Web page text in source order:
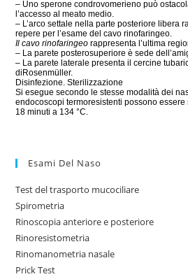
– Uno sperone condrovomerieno può
l’accesso al meato medio.
– L’arco settale nella parte posteriore libera
repere per l’esame del cavo rinofaringeo.
Il cavo rinofaringeorappresenta l’ultima
– La parete posterosuperiore è sede
– La parete laterale presenta il cercine
diRosenmüller.
Disinfezione. Sterilizzazione
Si esegue secondo le stesse modalità dei
endocoscopi termoresistenti possono
18 minuti a 134 °C.
Esami Del Naso
Test del trasporto mucociliare
Spirometria
Rinoscopia anteriore e posteriore
Rinoresistometria
Rinomanometria nasale
Prick Test